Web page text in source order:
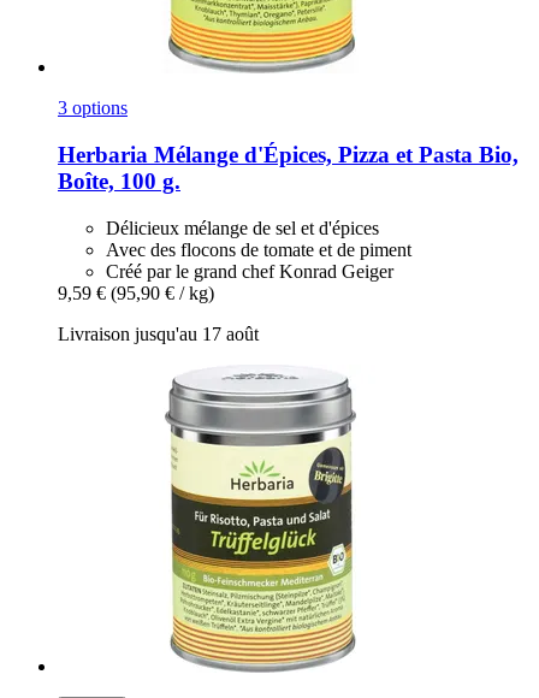
3 options
Herbaria Mélange d'Épices, Pizza et Pasta Bio,
Boîte, 100 g.
Délicieux mélange de sel et d'épices
Avec des flocons de tomate et de piment
Créé par le grand chef Konrad Geiger
9,59 € (95,90 € / kg)
Livraison jusqu'au 17 août